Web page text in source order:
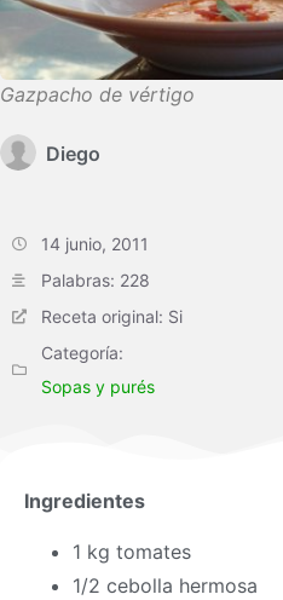
Gazpacho de vértigo
Diego
14 junio, 2011
Palabras: 228
Receta original: Si
Categoría:
Sopas y purés
Ingredientes
1 kg tomates
1/2 cebolla hermosa